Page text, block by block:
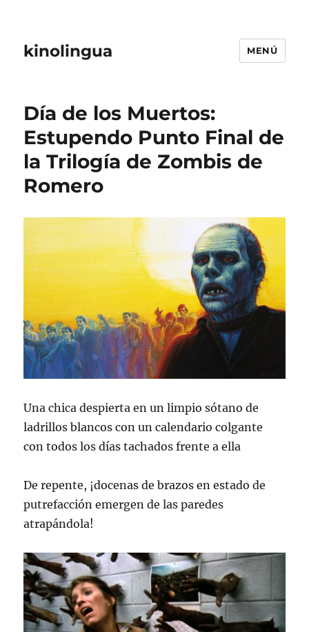
kinolingua MENÚ
Día de los Muertos:
Estupendo Punto Final de
la Trilogía de Zombis de
Romero
Una chica despierta en un limpio sótano de
ladrillos blancos con un calendario colgante
con todos los días tachados frente a ella
De repente, ¡docenas de brazos en estado de
putrefacción emergen de las paredes
atrapándola!